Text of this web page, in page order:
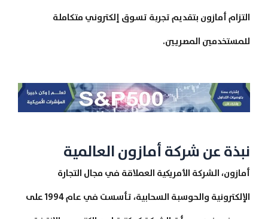
التزام أمازون بتقديم تجربة تسوق إلكتروني متكاملة
للمستخدمين المصريين.
نبذة عن شركة أمازون العالمية
أمازون، الشركة الأمريكية العملاقة في مجال التجارة
الإلكترونية والحوسبة السحابية، تأسست في عام 1994 على